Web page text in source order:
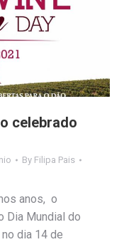
celebrado
By Filipa Pais
anos, o
Dia Mundial do
dia 14 de